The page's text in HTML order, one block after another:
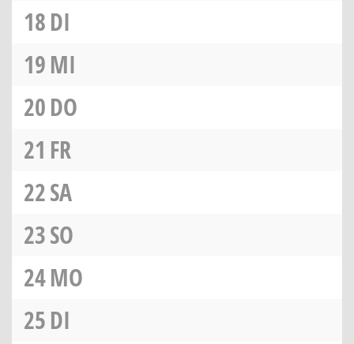
18DI
19MI
20DO
21 FR
22SA
23SO
24MO
25DI